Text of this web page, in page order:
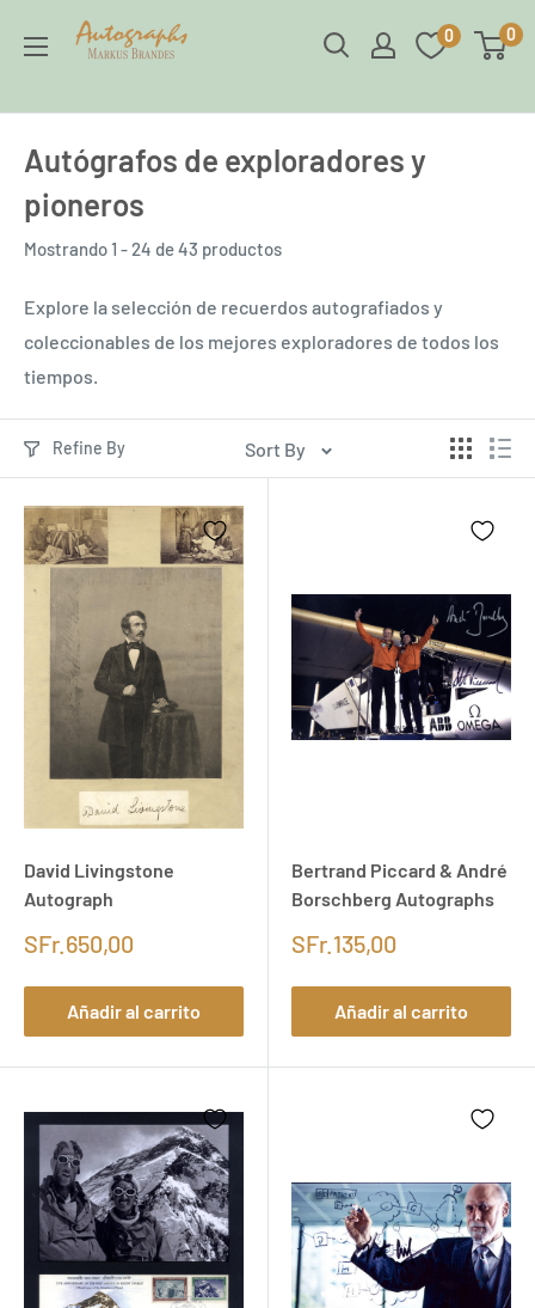
directamente
contenido
Brandes
Autographs
0 0
Autógrafos de exploradores y
pioneros
Mostrando 1 - 24 de 43 productos
Explore la selección de recuerdos autografiados y
coleccionables de los mejores exploradores de todos los
tiempos.
Refine By Sort By
David Livingstone
Autograph
SFr.650,00
Añadir al carrito
Bertrand Piccard & André
Borschberg Autographs
SFr.135,00
Añadir al carrito